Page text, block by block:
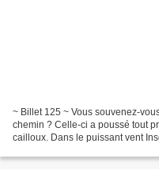
~ Billet 125 ~ Vous souvenez-
chemin ? Celle-ci a poussé tout
cailloux. Dans le puissant vent